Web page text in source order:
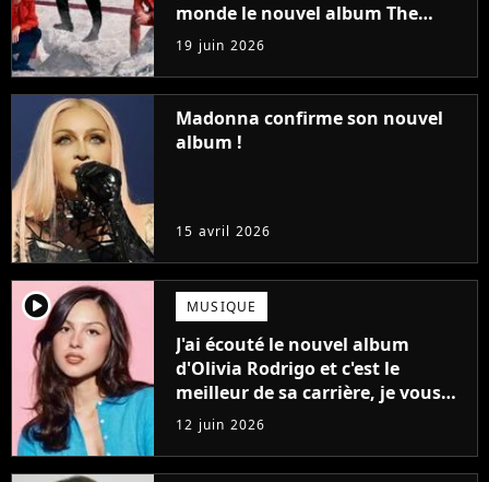
monde le nouvel album The
Wow! Signal : voici mon avis
honnête
19 juin 2026
Madonna confirme son nouvel
album !
15 avril 2026
player2 MUSIQUE
J'ai écouté le nouvel album
d'Olivia Rodrigo et c'est le
meilleur de sa carrière, je vous
explique pourquoi !
12 juin 2026